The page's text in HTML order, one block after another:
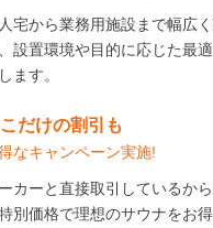
宅から業務用施設まで幅広
設置環境や目的に応じた最
ます。
だけの割引も
なキャンペーン実施!
カーと直接取引しているか
別価格で理想のサウナをお